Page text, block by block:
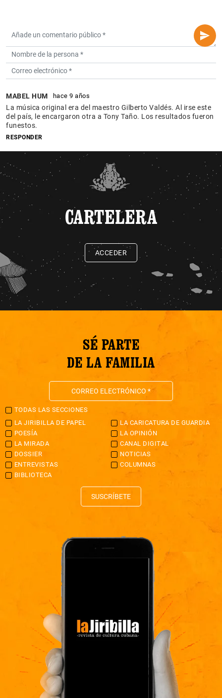
MABEL HUM hace 9 años
La música original era del maestro Gilberto Valdés. Al irse este
del país, le encargaron otra a Tony Taño. Los resultados fueron
funestos.
RESPONDER
CARTELERA
ACCEDER
SÉ PARTE
DE LA FAMILIA
TODAS LAS SECCIONES
LA JIRIBILLA DE PAPEL
LA CARICATURA DE GUARDIA
POESÍA
LA OPINIÓN
LA MIRADA
CANAL DIGITAL
DOSSIER
NOTICIAS
ENTREVISTAS
COLUMNAS
BIBLIOTECA
SUSCRÍBETE